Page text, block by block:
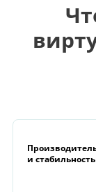
и стабильность